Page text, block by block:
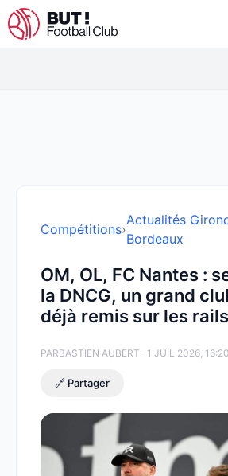
Aller
au
Compétitions›
Actualités
Bordeaux
OM, OL, FC Nantes :
la DNCG, un grand
déjà remis sur les
PARBASTIEN AUBERT- 1 JUIL 2026, 16:20
🔗 Partager